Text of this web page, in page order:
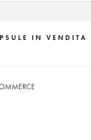
IN VENDITA